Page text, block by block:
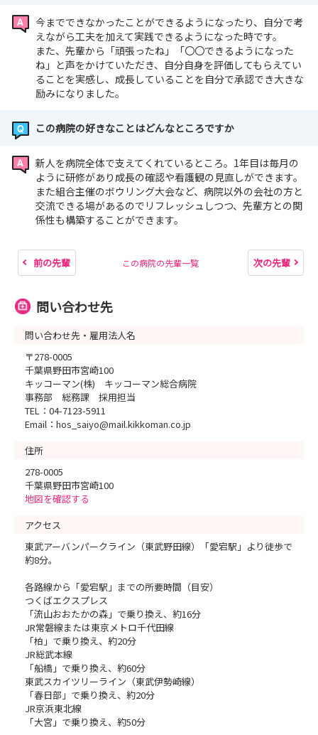
今までできなかったことができるようになったり、自分で考
えながら工夫を加えて実践できるようになった時です。
また、先輩から「頑張ったね」「〇〇できるようになった
ね」と声をかけていただき、自分自身を評価してもらえてい
ることを実感し、成長していることを自分で承認でき大きな
励みになりました。
この病院の好きなことはどんなところですか
新人を病院全体で支えてくれているところ。1年目は毎月の
ように研修があり成長の確認や看護観の見直しができます。
また組合主催のボウリング大会など、病院以外の会社の方と
交流できる場があるのでリフレッシュしつつ、先輩方との関
係性も構築することができます。
前の先輩 この病院の先輩一覧 次の先輩
問い合わせ先
問い合わせ先・雇用法人名
〒278-0005
千葉県野田市宮崎100
キッコーマン(株) キッコーマン総合病院
事務部 総務課 採用担当
TEL：04-7123-5911
Email：hos_saiyo@mail.kikkoman.co.jp
住所
278-0005
千葉県野田市宮崎100
地図を確認する
アクセス
東武アーバンパークライン（東武野田線）「愛宕駅」より徒歩で
約8分。
各路線から「愛宕駅」までの所要時間（目安）
つくばエクスプレス
「流山おおたかの森」で乗り換え、約16分
JR常磐線または東京メトロ千代田線
「柏」で乗り換え、約20分
JR総武本線
「船橋」で乗り換え、約60分
東武スカイツリーライン（東武伊勢崎線）
「春日部」で乗り換え、約20分
JR京浜東北線
「大宮」で乗り換え、約50分